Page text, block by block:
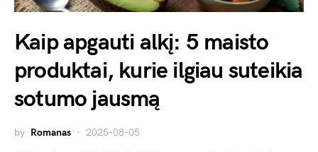
Kaip apgauti alkį: 5 maisto
produktai, kurie ilgiau suteikia
sotumo jausmą
by Romanas 2025-08-05